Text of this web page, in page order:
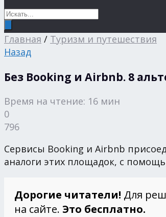
Главная / Туризм и путешествия
Назад
Без Booking и Airbnb. 8
Время на чтение: 16 мин
0
796
Сервисы Booking и Airbnb
аналоги этих площадок, с
Дорогие читатели! Для
на сайте. Это бесплатно.